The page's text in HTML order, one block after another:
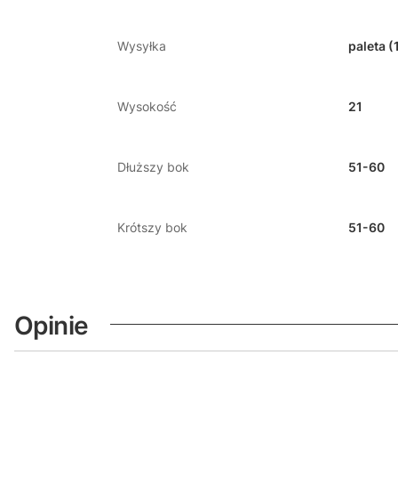
Wysyłka paleta
Wysokość 21
Dłuższy bok 51-60
Krótszy bok 51-60
Opinie